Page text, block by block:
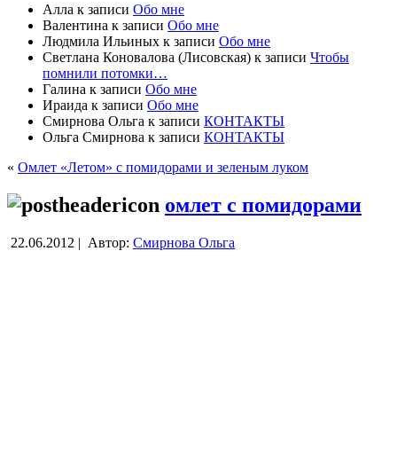
Алла к записи Обо мне
Валентина к записи Обо мне
Людмила Ильиных к записи Обо мне
Светлана Коновалова (Лисовская) к записи Чтобы
помнили потомки…
Галина к записи Обо мне
Ираида к записи Обо мне
Смирнова Ольга к записи КОНТАКТЫ
Ольга Смирнова к записи КОНТАКТЫ
« Омлет «Летом» с помидорами и зеленым луком
омлет с помидорами
22.06.2012 | Автор: Смирнова Ольга